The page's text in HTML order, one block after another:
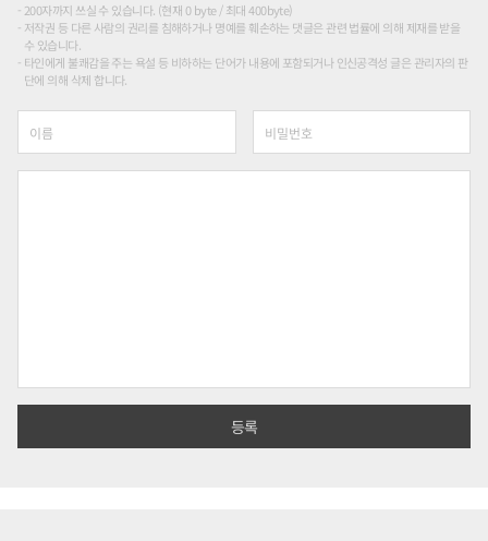
200자까지 쓰실 수 있습니다. (현재 0 byte / 최대 400byte)
저작권 등 다른 사람의 권리를 침해하거나 명예를 훼손하는 댓글은 관련 법률에 의해 제재를 받을
수 있습니다.
타인에게 불쾌감을 주는 욕설 등 비하하는 단어가 내용에 포함되거나 인신공격성 글은 관리자의 판
단에 의해 삭제 합니다.